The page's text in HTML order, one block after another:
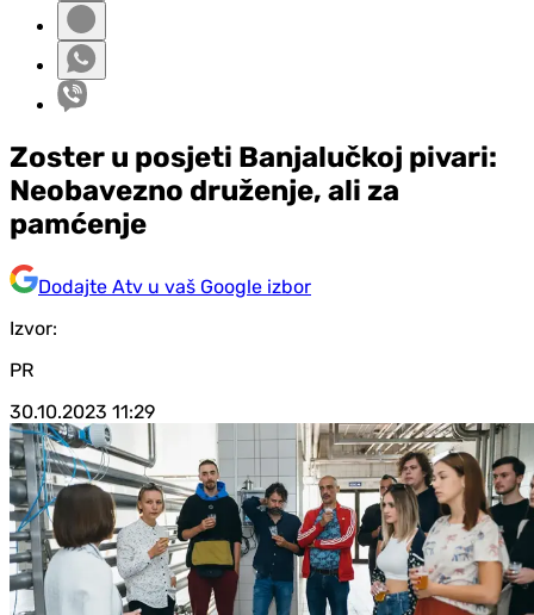
Zoster u posjeti Banjalučkoj pivari:
Neobavezno druženje, ali za
pamćenje
Dodajte Atv u vaš Google izbor
Izvor:
PR
30.10.2023 11:29